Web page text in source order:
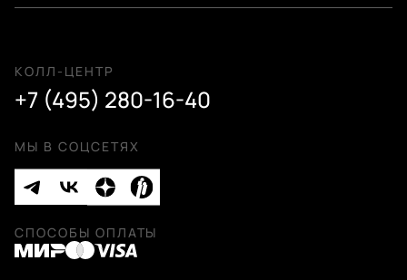
КОЛЛ-ЦЕНТР
+7 (495) 280-16-40
МЫ В СОЦСЕТЯХ
СПОСОБЫ ОПЛАТЫ